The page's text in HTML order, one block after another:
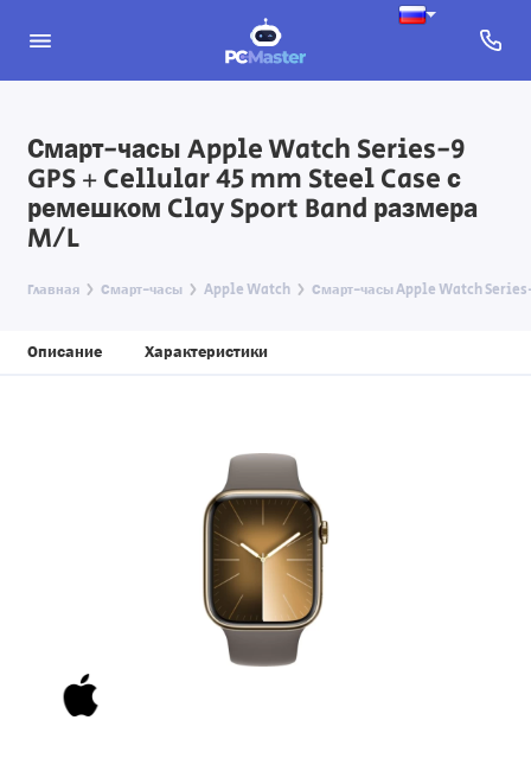
Смарт-часы Apple Watch Series-9
GPS + Cellular 45 mm Steel Case с
ремешком Clay Sport Band размера
M/L
Главная Смарт-часы Apple Watch Смарт-часы Apple Watch
Описание Характеристики